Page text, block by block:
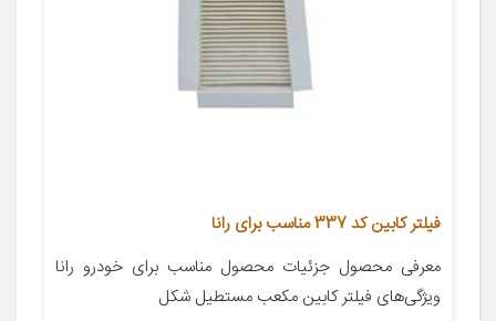
فیلتر کابین کد 337 مناسب برای رانا
معرفی محصول جزئیات محصول مناسب برای خودرو رانا
ویژگی‌های فیلتر کابین مکعب مستطیل شکل